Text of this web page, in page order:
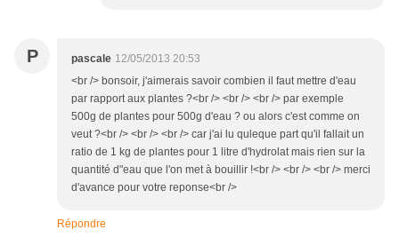
P pascale 12/05/2013 20:53
<br /> bonsoir, j'aimerais savoir combien il faut mettre d'eau
par rapport aux plantes ?<br /> <br /> <br /> par exemple
500g de plantes pour 500g d'eau ? ou alors c'est comme on
veut ?<br /> <br /> <br /> car j'ai lu quleque part qu'il fallait un
ratio de 1 kg de plantes pour 1 litre d'hydrolat mais rien sur la
quantité d"eau que l'on met à bouillir !<br /> <br /> <br /> merci
d'avance pour votre reponse<br />
Répondre